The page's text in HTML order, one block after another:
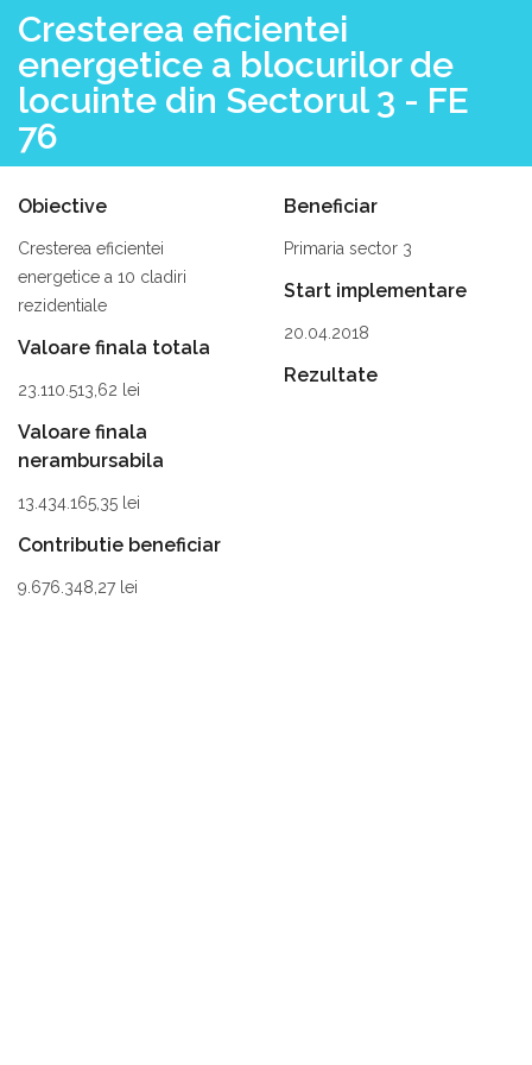
Cresterea eficientei
energetice a blocurilor de
locuinte din Sectorul 3 - FE
76
Obiective
Cresterea eficientei
energetice a 10 cladiri
rezidentiale
Valoare finala totala
23.110.513,62 lei
Valoare finala
nerambursabila
13.434.165,35 lei
Contributie beneficiar
9.676.348,27 lei
Beneficiar
Primaria sector 3
Start implementare
20.04.2018
Rezultate